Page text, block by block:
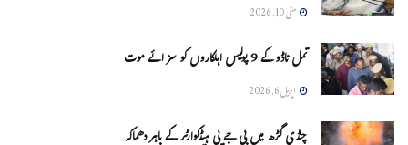
مئی 10, 2026
تمل ناڈو کے 9 پولیس اہلکاروں کو سزائے موت
اپریل 6, 2026